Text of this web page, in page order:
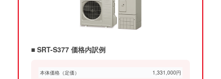
■ SRT-S377 価格内訳例
本体価格（定価）
1,331,000円